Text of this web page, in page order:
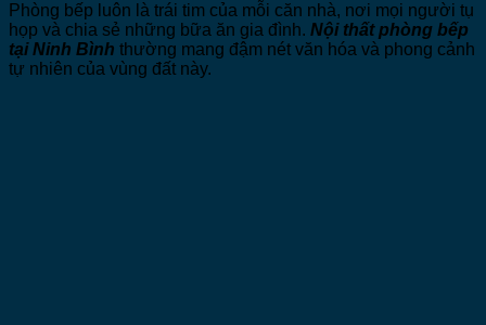
Phòng bếp luôn là trái tim của mỗi căn nhà, nơi mọi người tụ
họp và chia sẻ những bữa ăn gia đình. Nội thất phòng bếp
tại Ninh Bình thường mang đậm nét văn hóa và phong cảnh
tự nhiên của vùng đất này.